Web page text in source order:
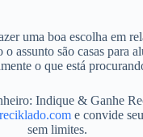
uma boa escolha em
assunto são casas para
o que está
Indique & Ganhe
e convide
sem limites.